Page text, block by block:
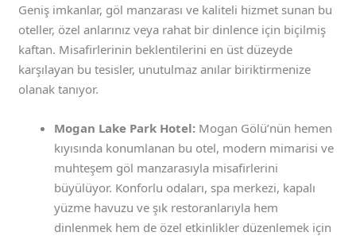
Geniş imkanlar, göl manzarası ve kaliteli hizmet sunan bu
oteller, özel anlarınız veya rahat bir dinlence için biçilmiş
kaftan. Misafirlerinin beklentilerini en üst düzeyde
karşılayan bu tesisler, unutulmaz anılar biriktirmenize
olanak tanıyor.
Mogan Lake Park Hotel: Mogan Gölü’nün hemen
kıyısında konumlanan bu otel, modern mimarisi ve
muhteşem göl manzarasıyla misafirlerini
büyülüyor. Konforlu odaları, spa merkezi, kapalı
yüzme havuzu ve şık restoranlarıyla hem
dinlenmek hem de özel etkinlikler düzenlemek için